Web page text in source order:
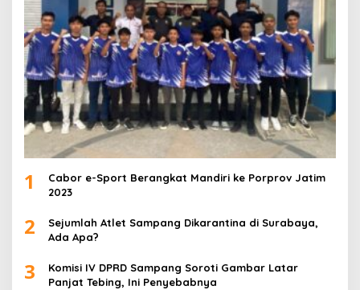
1
Cabor e-Sport Berangkat Mandiri ke Porprov Jatim
2023
2
Sejumlah Atlet Sampang Dikarantina di Surabaya,
Ada Apa?
3
Komisi IV DPRD Sampang Soroti Gambar Latar
Panjat Tebing, Ini Penyebabnya